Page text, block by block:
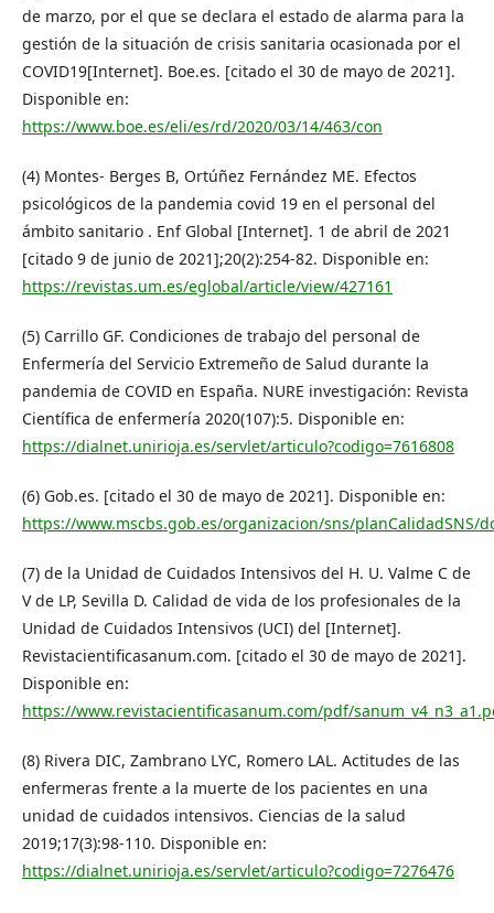
de marzo, por el que se declara el estado de alarma para la
gestión de la situación de crisis sanitaria ocasionada por el
COVID19[Internet]. Boe.es. [citado el 30 de mayo de 2021].
Disponible en:
https://www.boe.es/eli/es/rd/2020/03/14/463/con
(4) Montes- Berges B, Ortúñez Fernández ME. Efectos
psicológicos de la pandemia covid 19 en el personal del
ámbito sanitario . Enf Global [Internet]. 1 de abril de 2021
[citado 9 de junio de 2021];20(2):254-82. Disponible en:
https://revistas.um.es/eglobal/article/view/427161
(5) Carrillo GF. Condiciones de trabajo del personal de
Enfermería del Servicio Extremeño de Salud durante la
pandemia de COVID en España. NURE investigación: Revista
Científica de enfermería 2020(107):5. Disponible en:
https://dialnet.unirioja.es/servlet/articulo?codigo=7616808
(6) Gob.es. [citado el 30 de mayo de 2021]. Disponible en:
https://www.mscbs.gob.es/organizacion/sns/planCalidadSNS/
(7) de la Unidad de Cuidados Intensivos del H. U. Valme C de
V de LP, Sevilla D. Calidad de vida de los profesionales de la
Unidad de Cuidados Intensivos (UCI) del [Internet].
Revistacientificasanum.com. [citado el 30 de mayo de 2021].
Disponible en:
https://www.revistacientificasanum.com/pdf/
(8) Rivera DIC, Zambrano LYC, Romero LAL. Actitudes de las
enfermeras frente a la muerte de los pacientes en una
unidad de cuidados intensivos. Ciencias de la salud
2019;17(3):98-110. Disponible en:
https://dialnet.unirioja.es/servlet/articulo?codigo=7276476